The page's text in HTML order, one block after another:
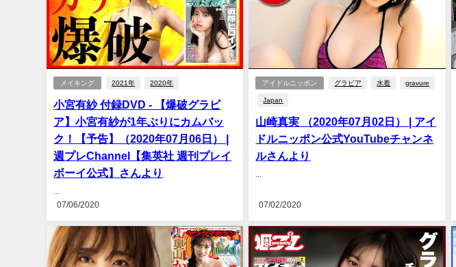
メイキング 2021年 2020年
小宮有紗 付録DVD - 【爆破グラビ
ア】小宮有紗が1年ぶりにカムバッ
ク！【予告】（2020年07月06日） |
週プレChannel【集英社 週刊プレイ
ボーイ公式】さんより
07/06/2020
アイドルニッポン グラビア 水着 gravure
Japan
山崎真実 （2020年07月02日） | アイ
ドルニッポン公式YouTubeチャンネ
ルさんより
07/02/2020